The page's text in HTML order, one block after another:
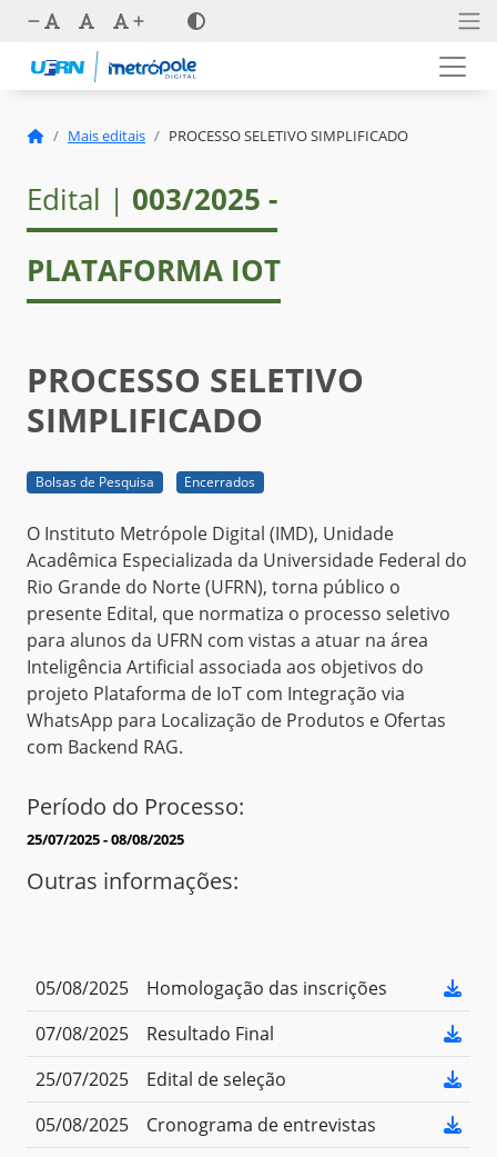
Mais editais PROCESSO SELETIVO SIMPLIFICADO
Edital | 003/2025 -
PLATAFORMA IOT
PROCESSO SELETIVO
SIMPLIFICADO
Bolsas de Pesquisa Encerrados
O Instituto Metrópole Digital (IMD), Unidade
Acadêmica Especializada da Universidade Federal do
Rio Grande do Norte (UFRN), torna público o
presente Edital, que normatiza o processo seletivo
para alunos da UFRN com vistas a atuar na área
Inteligência Artificial associada aos objetivos do
projeto Plataforma de IoT com Integração via
WhatsApp para Localização de Produtos e Ofertas
com Backend RAG.
Período do Processo:
25/07/2025 - 08/08/2025
Outras informações:
05/08/2025
Homologação das inscrições
07/08/2025
Resultado Final
25/07/2025
Edital de seleção
05/08/2025
Cronograma de entrevistas